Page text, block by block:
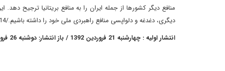
منافع دیگر کشورها از جمله ایران را به منافع بریتانیا ترجیح
دیگری، دغدغه و دلواپسی منافع راهبردی ملی خود را داشته باشیم./14
انتشار اولیه : چهارشنبه 21 فروردین 1392 / باز انتشار: دوشنبه 26 فروردین 1392